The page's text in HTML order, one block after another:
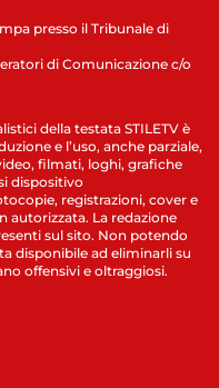
presso il Tribunale di
di Comunicazione c/o
della testata STILETV è
e l’uso, anche parziale,
filmati, loghi, grafiche
dispositivo
registrazioni, cover e
autorizzata. La redazione
sul sito. Non potendo
disponibile ad eliminarli su
offensivi e oltraggiosi.